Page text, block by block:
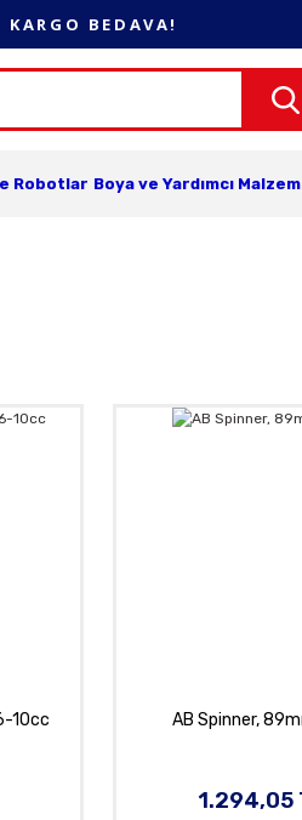
KARGO BEDAVA!
Robotlar Boya ve Yardımcı
10cc AB Spinner,
1.294,05